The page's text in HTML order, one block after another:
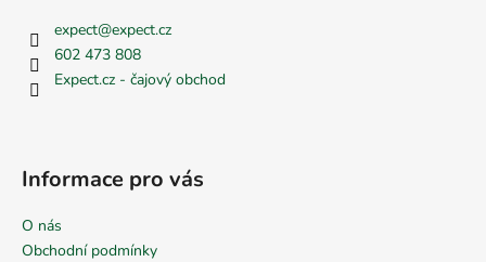
expect@expect.cz
602 473 808
Expect.cz - čajový obchod
Informace pro vás
O nás
Obchodní podmínky